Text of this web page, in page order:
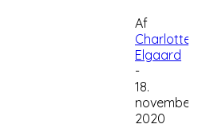
Af
Charlotte
Elgaard
-
18.
november
2020